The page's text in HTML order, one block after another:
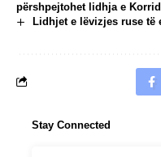
përshpejtohet lidhja e
Lidhjet e lëvizjes ruse të
Stay Connected